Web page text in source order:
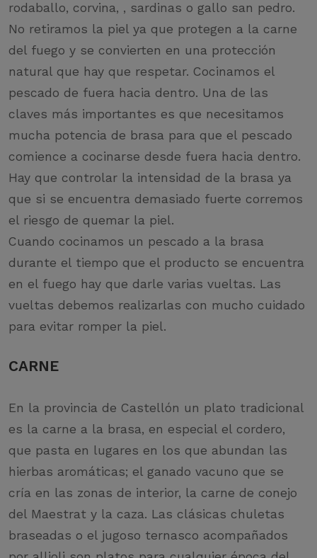
rodaballo, corvina, , sardinas o gallo san pedro.
No retiramos la piel ya que protegen a la carne
del fuego y se convierten en una protección
natural que hay que respetar. Cocinamos el
pescado de fuera hacia dentro. Una de las
claves más importantes es que necesitamos
mucha potencia de brasa para que el pescado
comience a cocinarse desde fuera hacia dentro.
Hay que controlar la intensidad de la brasa ya
que si se encuentra demasiado fuerte corremos
el riesgo de quemar la piel.
Cuando cocinamos un pescado a la brasa
durante el tiempo que el producto se encuentra
en el fuego hay que darle varias vueltas. Las
vueltas debemos realizarlas con mucho cuidado
para evitar romper la piel.
CARNE
En la provincia de Castellón un plato tradicional
es la carne a la brasa, en especial el cordero,
que pasta en lugares en los que abundan las
hierbas aromáticas; el ganado vacuno que se
cría en las zonas de interior, la carne de conejo
del Maestrat y la caza. Las clásicas chuletas
braseadas o el jugoso ternasco acompañados